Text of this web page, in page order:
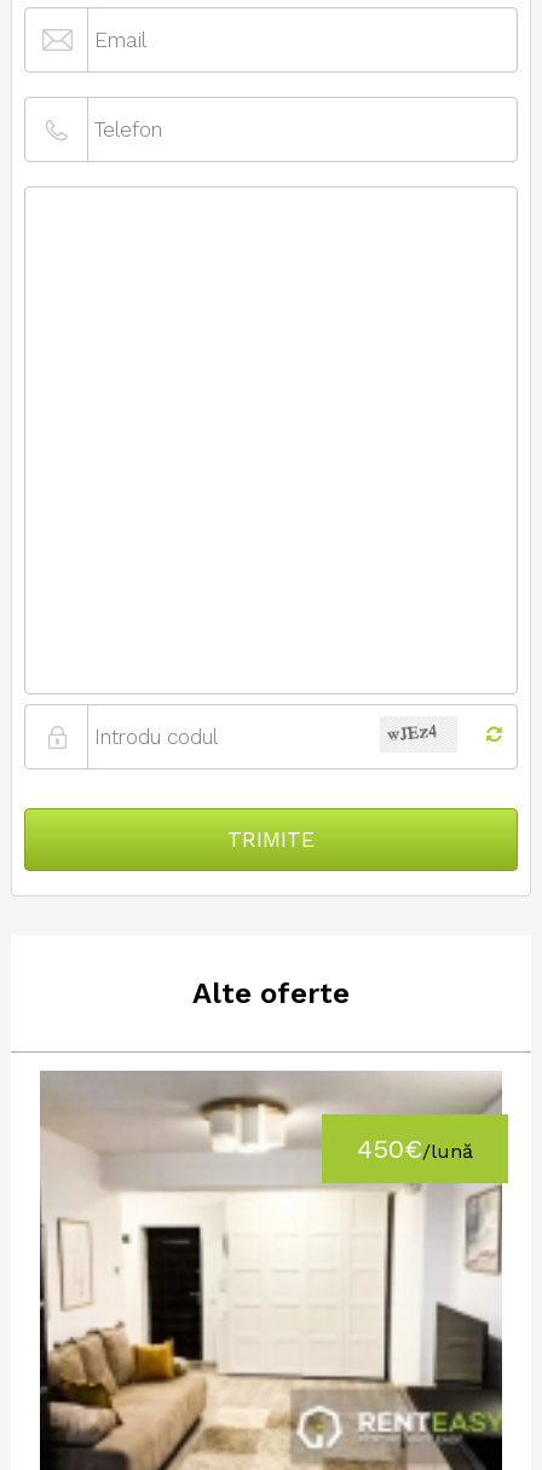
TRIMITE
Alte oferte
450€/lună